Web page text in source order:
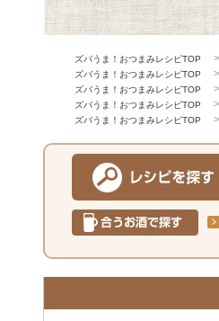
ズバうま！おつまみレシピTOP
ズバうま！おつまみレシピTOP
ズバうま！おつまみレシピTOP
ズバうま！おつまみレシピTOP
ズバうま！おつまみレシピTOP